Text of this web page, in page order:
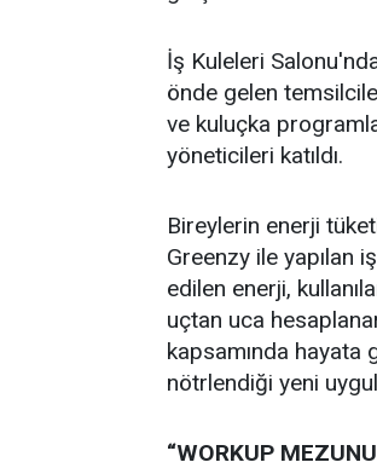
İş Kuleleri
önde gelen
ve kuluçka
yöneticileri katıldı.
Bireylerin enerji
Greenzy ile yapılan
edilen enerji,
uçtan uca
kapsamında hayata
nötrlendiği yeni
“WORKUP